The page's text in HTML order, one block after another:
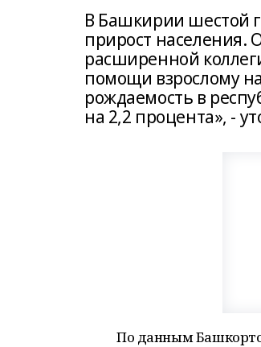
В Башкирии шестой
прирост населения.
расширенной
помощи взрослому
рождаемость в
на 2,2 процента», -
По данным